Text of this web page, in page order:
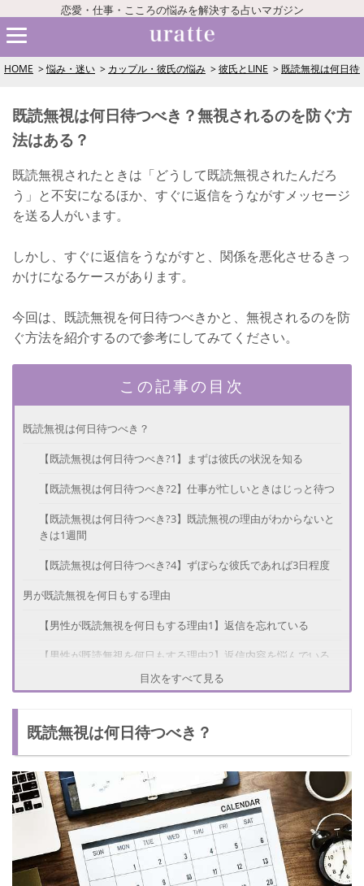
恋愛・仕事・こころの悩みを解決する占いマガジン
HOME 悩み・迷い カップル・彼氏の悩み 彼氏とLINE 既読無視は何日待
既読無視は何日待つべき？無視されるのを防ぐ方
法はある？
既読無視されたときは「どうして既読無視されたんだろ
う」と不安になるほか、すぐに返信をうながすメッセージ
を送る人がいます。
しかし、すぐに返信をうながすと、関係を悪化させるきっ
かけになるケースがあります。
今回は、既読無視を何日待つべきかと、無視されるのを防
ぐ方法を紹介するので参考にしてみてください。
この記事の目次
既読無視は何日待つべき？
【既読無視は何日待つべき?1】まずは彼氏の状況を知る
【既読無視は何日待つべき?2】仕事が忙しいときはじっと待つ
【既読無視は何日待つべき?3】既読無視の理由がわからないと
きは1週間
【既読無視は何日待つべき?4】ずぼらな彼氏であれば3日程度
男が既読無視を何日もする理由
【男性が既読無視を何日もする理由1】返信を忘れている
【男性が既読無視を何日もする理由2】返信内容を悩んでいる
【男性が既読無視を何日もする理由3】返信したくない理由があ
既読無視を防ぐ方法はある？
【既読無視を防ぐ方法1】返信しやすいメッセージを送る
【既読無視を防ぐ方法2】おたがいが楽しくLINEをする
【既読無視を防ぐ方法3】無理のない頻度でLINEをする
何日間待ってみる！と決めておこう！
目次をすべて見る
既読無視は何日待つべき？